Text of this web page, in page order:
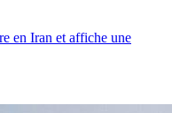
en Iran et affiche une